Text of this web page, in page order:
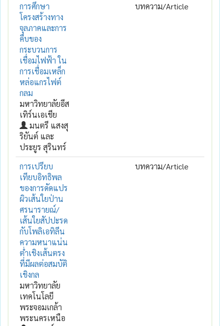
การศึกษา
โครงสร้างทาง
จุลภาคและการ
คืบของ
กระบวนการ
เชื่อมไฟฟ้า ใน
การเชื่อมเหล็ก
หล่อแกรไฟต์
กลม
มหาวิทยาลัยอีส
เทิร์นเอเชีย
มนตรี แสงสุ
ริยันต์ และ
ประยูร สุรินทร์
บทความ/Article
การเปรียบ
เทียบอิทธิพล
ของการดัดแปร
ผิวเส้นใยป่าน
ศรนารายณ์/
เส้นใยสัปปะรด
กับโพลิเอทิลีน
ความหนาแน่น
ต่ำเชิงเส้นตรง
ที่มีผลต่อสมบัติ
เชิงกล
มหาวิทยาลัย
เทคโนโลยี
พระจอมเกล้า
พระนครเหนือ
บทความ/Article